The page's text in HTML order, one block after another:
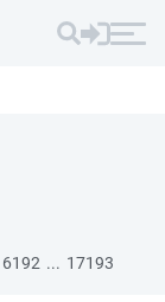
6192 ... 17193